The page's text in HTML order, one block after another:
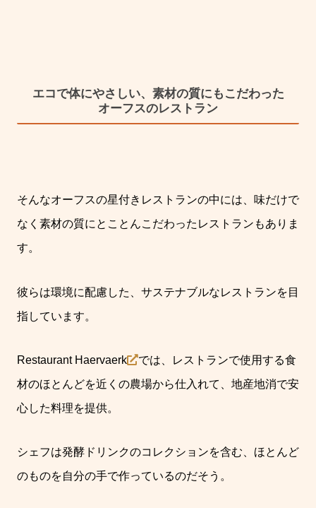
エコで体にやさしい、素材の質にもこだわった
オーフスのレストラン
そんなオーフスの星付きレストランの中には、味だけで
なく素材の質にとことんこだわったレストランもありま
す。
彼らは環境に配慮した、サステナブルなレストランを目
指しています。
Restaurant Haervaerk
では、レストランで使用する食
材のほとんどを近くの農場から仕入れて、 地産地消で安
心した料理を提供。
シェフは発酵ドリンクのコレクションを含む、ほとんど
のものを自分の手で作っているのだそう。